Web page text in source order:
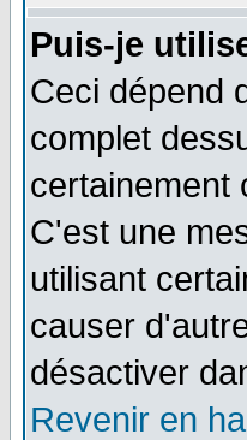
Puis-je
Ceci dépend
complet
certainement
C'est une
utilisant
causer
désactiver
Revenir en